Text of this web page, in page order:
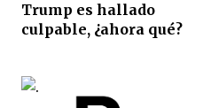
Trump es hallado
culpable, ¿ahora qué?